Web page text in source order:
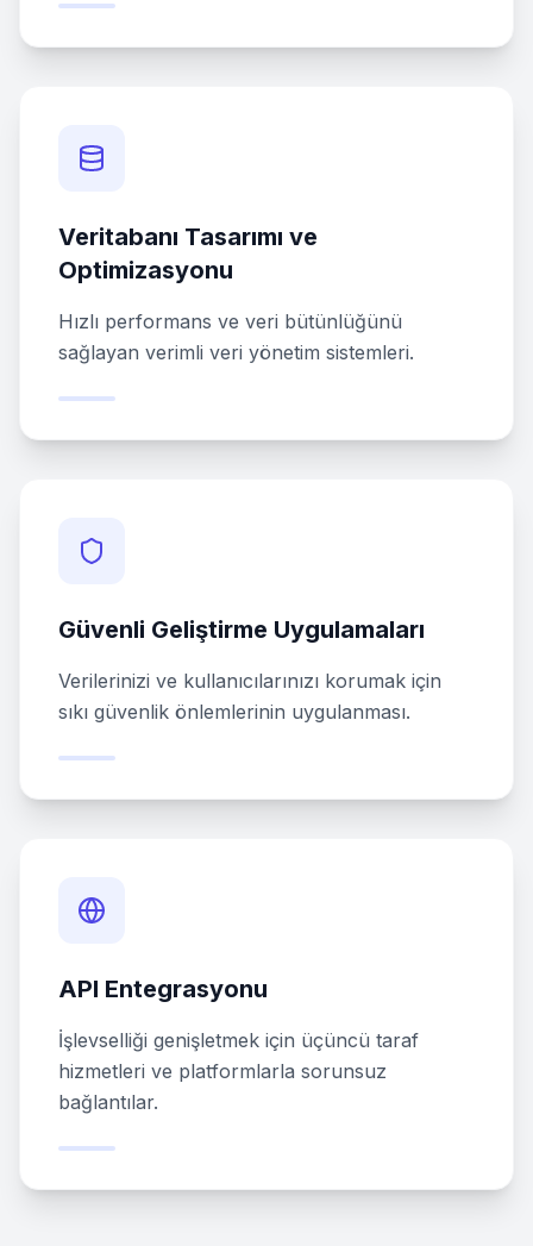
Veritabanı Tasarımı ve
Optimizasyonu
Hızlı performans ve veri bütünlüğünü
sağlayan verimli veri yönetim sistemleri.
Güvenli Geliştirme Uygulamaları
Verilerinizi ve kullanıcılarınızı korumak için
sıkı güvenlik önlemlerinin uygulanması.
API Entegrasyonu
İşlevselliği genişletmek için üçüncü taraf
hizmetleri ve platformlarla sorunsuz
bağlantılar.